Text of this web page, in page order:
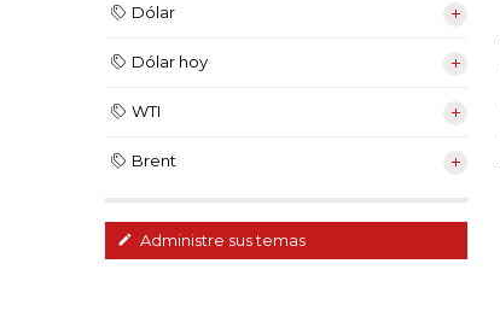
Dólar
Dólar hoy
WTI
Brent
Administre sus temas